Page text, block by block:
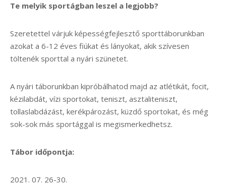
Te melyik sportágban leszel a legjobb?
Szeretettel várjuk képességfejlesztő sporttáborunkban
azokat a 6-12 éves fiúkat és lányokat, akik szívesen
töltenék sporttal a nyári szünetet.
A nyári táborunkban kipróbálhatod majd az atlétikát, focit,
kézilabdát, vízi sportokat, teniszt, asztaliteniszt,
tollaslabdázást, kerékpározást, küzdő sportokat, és még
sok-sok más sportággal is megismerkedhetsz.
Tábor időpontja:
2021. 07. 26-30.